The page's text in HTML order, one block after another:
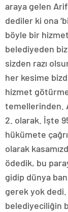
araya gelen
dediler ki ona
böyle bir
belediyeden
sizden razı
her kesime
hizmet
temellerinden.
2. olarak. İşte
hükümete
olarak
ödedik, bu
gidip dünya
gerek yok
belediyeciliğin